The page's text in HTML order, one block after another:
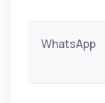
WhatsApp